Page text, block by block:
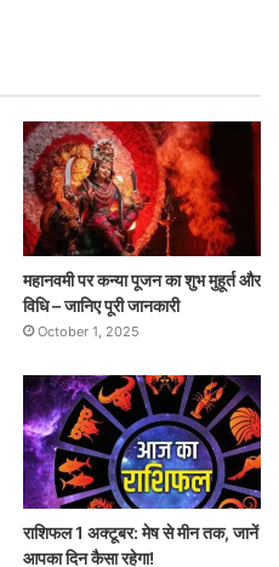
महानवमी पर कन्या पूजन का शुभ मुहूर्त और
विधि – जानिए पूरी जानकारी
October 1, 2025
राशिफल 1 अक्टूबर: मेष से मीन तक, जानें
आपका दिन कैसा रहेगा!